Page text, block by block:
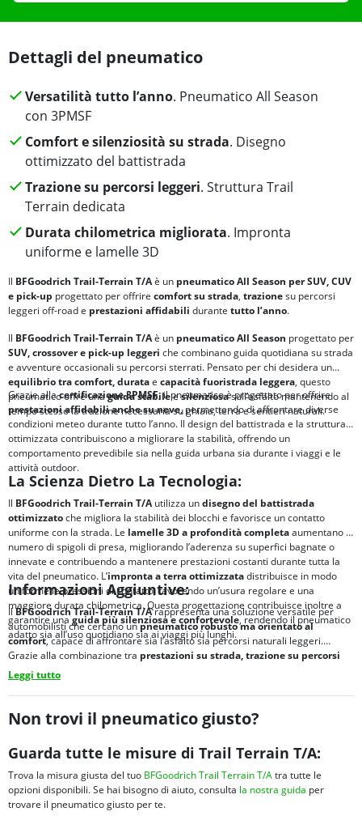
Dettagli del pneumatico
Versatilità tutto l’anno. Pneumatico All Season
con 3PMSF
Comfort e silenziosità su strada. Disegno
ottimizzato del battistrada
Trazione su percorsi leggeri. Struttura Trail
Terrain dedicata
Durata chilometrica migliorata. Impronta
uniforme e lamelle 3D
Il BFGoodrich Trail-Terrain T/Aè un pneumatico All Season per SUV, CUV
e pick-up progettato per offrire comfort su strada, trazionesu percorsi
leggeri off-road e prestazioni affidabili durante tutto l’anno.
Il BFGoodrich Trail-Terrain T/Aè un pneumatico All Season progettato per
SUV, crossover e pick-up leggeri che combinano guida quotidiana su strada
e avventure occasionali su percorsi sterrati. Pensato per chi desidera un
equilibrio tra comfort, duratae capacità fuoristrada leggera, questo
pneumatico offre unaguida stabileesilenziosasull’asfalto mantenendo al
tempo stesso la trazione necessaria su ghiaia, terra e sentieri naturali.
Grazie allacertificazione 3PMSF, il pneumatico è progettato per offrire
prestazioni affidabili anche su neve, permettendo di affrontare diverse
condizioni meteo durante tutto l’anno. Il design del battistrada e la struttura
ottimizzata contribuiscono a migliorare la stabilità, offrendo un
comportamento prevedibile sia nella guida urbana sia durante i viaggi e le
attività outdoor.
La Scienza Dietro La Tecnologia:
Il BFGoodrich Trail-Terrain T/Autilizza undisegno del battistrada
ottimizzatoche migliora la stabilità dei blocchi e favorisce un contatto
uniforme con la strada. Le lamelle 3D a profondità completaaumentano il
numero di spigoli di presa, migliorando l’aderenza su superfici bagnate o
innevate e contribuendo a mantenere prestazioni costanti durante tutta la
vita del pneumatico. L’impronta a terra ottimizzatadistribuisce in modo
uniforme le pressioni di contatto, favorendo un’usura regolare e una
maggiore durata chilometrica. Questa progettazione contribuisce inoltre a
garantire unaguida più silenziosa e confortevole, rendendo il pneumatico
adatto sia all’uso quotidiano sia ai viaggi più lunghi.
Informazioni Aggiuntive:
IlBFGoodrich Trail-Terrain T/Arappresenta una soluzione versatile per
automobilisti che cercano unpneumatico robusto ma orientato al
comfort, capace di affrontare sia l’asfalto sia percorsi naturali leggeri.
Grazie alla combinazione tra prestazioni su strada, trazione su percorsi
sterrati e versatilità stagionale
per lavoro, viaggi o attività outdoor.
Leggi tutto
Non trovi il pneumatico giusto?
Guarda tutte le misure di Trail Terrain T/A:
Trova la misura giusta del tuo BFGoodrich Trail Terrain T/Atra tutte le
opzioni disponibili. Se hai bisogno di aiuto, consulta la nostra guida per
trovare il pneumatico giusto per te.